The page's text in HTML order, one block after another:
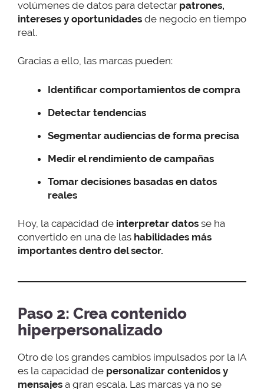
volúmenes de datos para detectar patrones,
intereses y oportunidades de negocio en tiempo
real.
Gracias a ello, las marcas pueden:
Identificar comportamientos de compra
Detectar tendencias
Segmentar audiencias de forma precisa
Medir el rendimiento de campañas
Tomar decisiones basadas en datos
reales
Hoy, la capacidad de interpretar datos se ha
convertido en una de las habilidades más
importantes dentro del sector.
Paso 2: Crea contenido
hiperpersonalizado
Otro de los grandes cambios impulsados por la IA
es la capacidad de personalizar contenidos y
mensajes a gran escala. Las marcas ya no se